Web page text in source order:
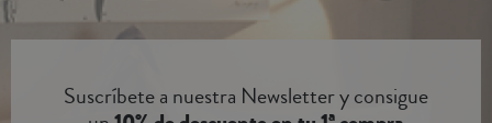
Suscríbete a nuestra Newsletter y consigue